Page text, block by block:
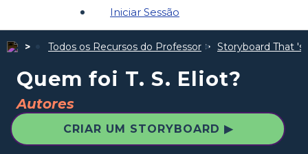
Iniciar Sessão
Todos os Recursos do Professor Storyboard That 's
Quem foi T. S. Eliot?
Autores
CRIAR UM STORYBOARD ▶